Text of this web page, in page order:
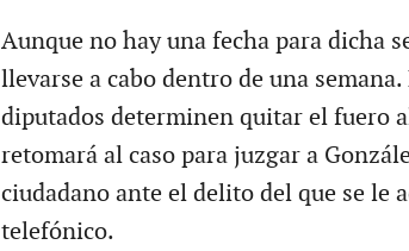
Aunque no hay una fecha para dicha
llevarse a cabo dentro de una semana.
diputados determinen quitar el fuero
retomará al caso para juzgar a
ciudadano ante el delito del que se le
telefónico.